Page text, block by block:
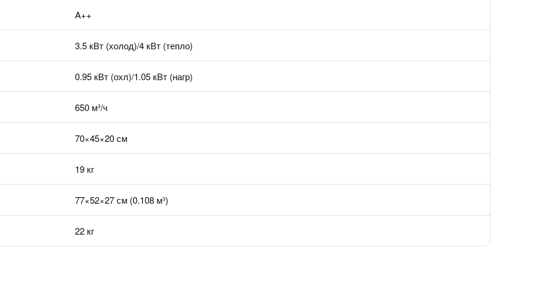
A++
3.5 кВт (холод)/4 кВт (тепло)
0.95 кВт (охл)/1.05 кВт (нагр)
650 м³/ч
70×45×20 см
19 кг
77×52×27 см (0.108 м³)
22 кг